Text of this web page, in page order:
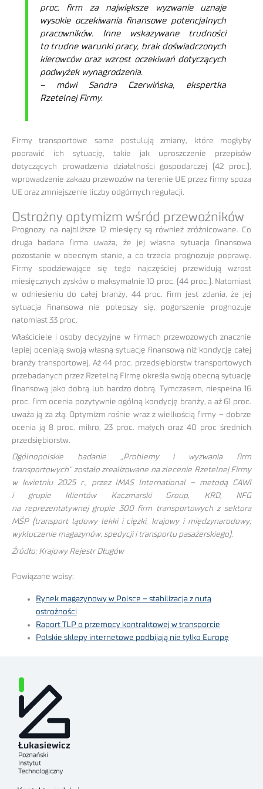
proc. firm za największe wyzwanie uznaje
wysokie oczekiwania finansowe potencjalnych
pracowników. Inne wskazywane trudności
to trudne warunki pracy, brak doświadczonych
kierowców oraz wzrost oczekiwań dotyczących
podwyżek wynagrodzenia.
– mówi Sandra Czerwińska, ekspertka
Rzetelnej Firmy.
Firmy transportowe same postulują zmiany, które mogłyby
poprawić ich sytuację, takie jak uproszczenie przepisów
dotyczących prowadzenia działalności gospodarczej (42 proc.),
wprowadzenie zakazu przewozów na terenie UE przez firmy spoza
UE oraz zmniejszenie liczby odgórnych regulacji.
Ostrożny optymizm wśród przewoźników
Prognozy na najbliższe 12 miesięcy są również zróżnicowane. Co
druga badana firma uważa, że jej własna sytuacja finansowa
pozostanie w obecnym stanie, a co trzecia prognozuje poprawę.
Firmy spodziewające się tego najczęściej przewidują wzrost
miesięcznych zysków o maksymalnie 10 proc. (44 proc.). Natomiast
w odniesieniu do całej branży, 44 proc. firm jest zdania, że jej
sytuacja finansowa nie polepszy się, pogorszenie prognozuje
natomiast 33 proc.
Właściciele i osoby decyzyjne w firmach przewozowych znacznie
lepiej oceniają swoją własną sytuację finansową niż kondycję całej
branży transportowej. Aż 44 proc. przedsiębiorstw transportowych
przebadanych przez Rzetelną Firmę określa swoją obecną sytuację
finansową jako dobrą lub bardzo dobrą. Tymczasem, niespełna 16
proc. firm ocenia pozytywnie ogólną kondycję branży, a aż 61 proc.
uważa ją za złą. Optymizm rośnie wraz z wielkością firmy – dobrze
ocenia ją 8 proc. mikro, 23 proc. małych oraz 40 proc średnich
przedsiębiorstw.
Ogólnopolskie badanie „Problemy i wyzwania firm
transportowych” zostało zrealizowane na zlecenie Rzetelnej Firmy
w kwietniu 2025 r., przez IMAS International – metodą CAWI
i grupie klientów Kaczmarski Group, KRD, NFG
na reprezentatywnej grupie 300 firm transportowych z sektora
MŚP (transport lądowy lekki i ciężki, krajowy i międzynarodowy;
wykluczenie magazynów, spedycji i transportu pasażerskiego).
Źródło: Krajowy Rejestr Długów
Powiązane wpisy:
Rynek magazynowy w Polsce – stabilizacja z nutą
ostrożności
Raport TLP o przemocy kontraktowej w transporcie
Polskie sklepy internetowe podbijają nie tylko Europę